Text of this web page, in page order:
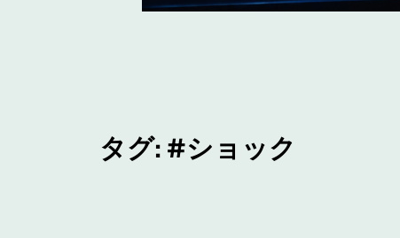
タグ: #ショック